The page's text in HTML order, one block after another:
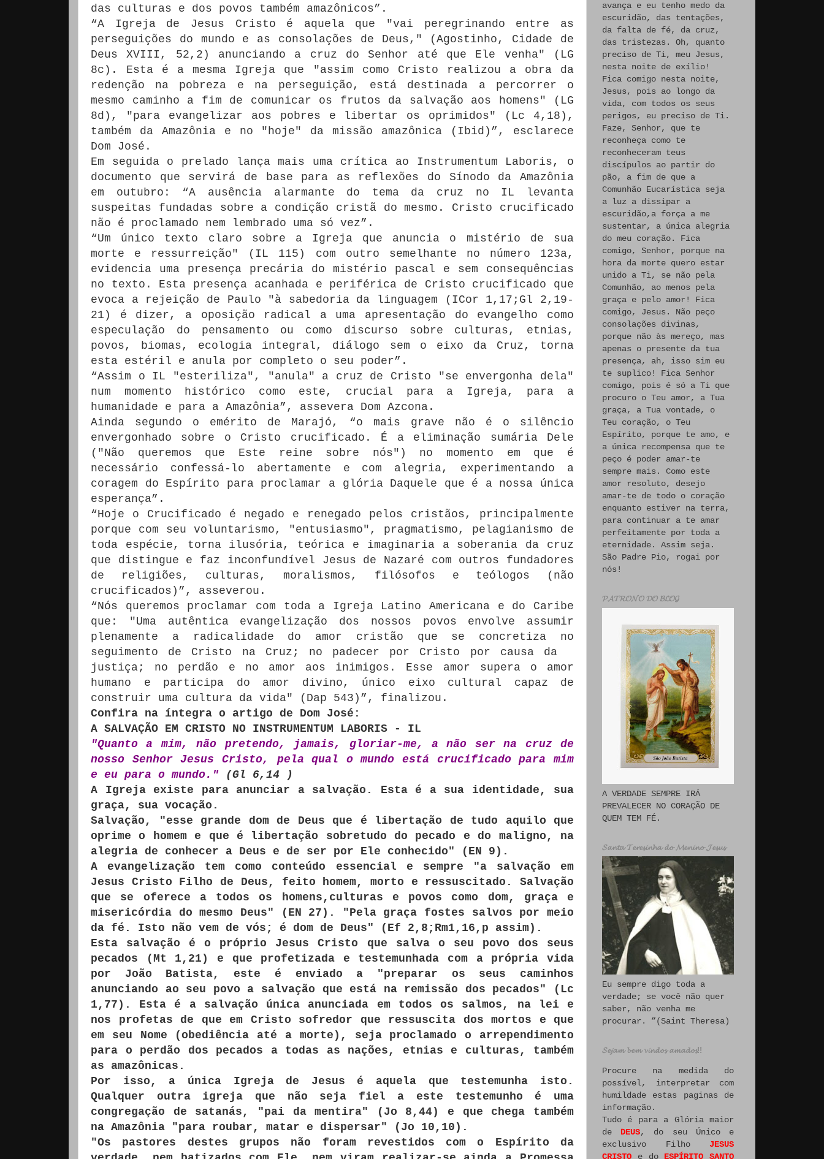
das culturas e dos povos também amazônicos”.
“A Igreja de Jesus Cristo é aquela que "vai peregrinando entre as
perseguições do mundo e as consolações de Deus," (Agostinho, Cidade de
Deus XVIII, 52,2) anunciando a cruz do Senhor até que Ele venha" (LG
8c). Esta é a mesma Igreja que "assim como Cristo realizou a obra da
redenção na pobreza e na perseguição, está destinada a percorrer o
mesmo caminho a fim de comunicar os frutos da salvação aos homens" (LG
8d), "para evangelizar aos pobres e libertar os oprimidos" (Lc 4,18),
também da Amazônia e no "hoje" da missão amazônica (Ibid)”, esclarece
Dom José.
Em seguida o prelado lança mais uma crítica ao Instrumentum Laboris, o
documento que servirá de base para as reflexões do Sínodo da Amazônia
em outubro: “A ausência alarmante do tema da cruz no IL levanta
suspeitas fundadas sobre a condição cristã do mesmo. Cristo crucificado
não é proclamado nem lembrado uma só vez”.
“Um único texto claro sobre a Igreja que anuncia o mistério de sua
morte e ressurreição" (IL 115) com outro semelhante no número 123a,
evidencia uma presença precária do mistério pascal e sem consequências
no texto. Esta presença acanhada e periférica de Cristo crucificado que
evoca a rejeição de Paulo "à sabedoria da linguagem (ICor 1,17;Gl 2,19-
21) é dizer, a oposição radical a uma apresentação do evangelho como
especulação do pensamento ou como discurso sobre culturas, etnias,
povos, biomas, ecologia integral, diálogo sem o eixo da Cruz, torna
esta estéril e anula por completo o seu poder”.
“Assim o IL "esteriliza", "anula" a cruz de Cristo "se envergonha dela"
num momento histórico como este, crucial para a Igreja, para a
humanidade e para a Amazônia”, assevera Dom Azcona.
Ainda segundo o emérito de Marajó, “o mais grave não é o silêncio
envergonhado sobre o Cristo crucificado. É a eliminação sumária Dele
("Não queremos que Este reine sobre nós") no momento em que é
necessário confessá-lo abertamente e com alegria, experimentando a
coragem do Espírito para proclamar a glória Daquele que é a nossa única
esperança”.
“Hoje o Crucificado é negado e renegado pelos cristãos, principalmente
porque com seu voluntarismo, "entusiasmo", pragmatismo, pelagianismo de
toda espécie, torna ilusória, teórica e imaginaria a soberania da cruz
que distingue e faz inconfundível Jesus de Nazaré com outros fundadores
de religiões, culturas, moralismos, filósofos e teólogos (não
crucificados)”, asseverou.
“Nós queremos proclamar com toda a Igreja Latino Americana e do Caribe
que: "Uma autêntica evangelização dos nossos povos envolve assumir
plenamente a radicalidade do amor cristão que se concretiza no
seguimento de Cristo na Cruz; no padecer por Cristo por causa da
justiça; no perdão e no amor aos inimigos. Esse amor supera o amor
humano e participa do amor divino, único eixo cultural capaz de
construir uma cultura da vida" (Dap 543)”, finalizou.
Confira na íntegra o artigo de Dom José:
A SALVAÇÃO EM CRISTO NO INSTRUMENTUM LABORIS - IL
"Quanto a mim, não pretendo, jamais, gloriar-me, a não ser na cruz de
nosso Senhor Jesus Cristo, pela qual o mundo está crucificado para mim
e eu para o mundo." (Gl 6,14 )
A Igreja existe para anunciar a salvação. Esta é a sua identidade, sua
graça, sua vocação.
Salvação, "esse grande dom de Deus que é libertação de tudo aquilo que
oprime o homem e que é libertação sobretudo do pecado e do maligno, na
alegria de conhecer a Deus e de ser por Ele conhecido" (EN 9).
A evangelização tem como conteúdo essencial e sempre "a salvação em
Jesus Cristo Filho de Deus, feito homem, morto e ressuscitado. Salvação
que se oferece a todos os homens,culturas e povos como dom, graça e
misericórdia do mesmo Deus" (EN 27). "Pela graça fostes salvos por meio
da fé. Isto não vem de vós; é dom de Deus" (Ef 2,8;Rm1,16,p assim).
Esta salvação é o próprio Jesus Cristo que salva o seu povo dos seus
pecados (Mt 1,21) e que profetizada e testemunhada com a própria vida
por João Batista, este é enviado a "preparar os seus caminhos
anunciando ao seu povo a salvação que está na remissão dos pecados" (Lc
1,77). Esta é a salvação única anunciada em todos os salmos, na lei e
nos profetas de que em Cristo sofredor que ressuscita dos mortos e que
em seu Nome (obediência até a morte), seja proclamado o arrependimento
para o perdão dos pecados a todas as nações, etnias e culturas, também
as amazônicas.
Por isso, a única Igreja de Jesus é aquela que testemunha isto.
Qualquer outra igreja que não seja fiel a este testemunho é uma
congregação de satanás, "pai da mentira" (Jo 8,44) e que chega também
na Amazônia "para roubar, matar e dispersar" (Jo 10,10).
"Os pastores destes grupos não foram revestidos com o Espírito da
avança e eu tenho medo da
escuridão, das tentações,
da falta de fé, da cruz,
das tristezas. Oh, quanto
preciso de Ti, meu Jesus,
nesta noite de exílio!
Fica comigo nesta noite,
Jesus, pois ao longo da
vida, com todos os seus
perigos, eu preciso de Ti.
Faze, Senhor, que te
reconheça como te
reconheceram teus
discípulos ao partir do
pão, a fim de que a
Comunhão Eucarística seja
a luz a dissipar a
escuridão,a força a me
sustentar, a única alegria
do meu coração. Fica
comigo, Senhor, porque na
hora da morte quero estar
unido a Ti, se não pela
Comunhão, ao menos pela
graça e pelo amor! Fica
comigo, Jesus. Não peço
consolações divinas,
porque não às mereço, mas
apenas o presente da tua
presença, ah, isso sim eu
te suplico! Fica Senhor
comigo, pois é só a Ti que
procuro o Teu amor, a Tua
graça, a Tua vontade, o
Teu coração, o Teu
Espírito, porque te amo, e
a única recompensa que te
peço é poder amar-te
sempre mais. Como este
amor resoluto, desejo
amar-te de todo o coração
enquanto estiver na terra,
para continuar a te amar
perfeitamente por toda a
eternidade. Assim seja.
São Padre Pio, rogai por
nós!
𝓟𝓐𝓣𝓡𝓞𝓝𝓞 𝓓𝓞 𝓑𝓛𝓞𝓖
A VERDADE SEMPRE IRÁ
PREVALECER NO CORAÇÃO DE
QUEM TEM FÉ.
𝓢𝓪𝓷𝓽𝓪 𝓣𝓮𝓻𝓮𝓼𝓲𝓷𝓱𝓪 𝓭𝓸 𝓜𝓮𝓷𝓲𝓷𝓸 𝓙𝓮𝓼𝓾𝓼
Eu sempre digo toda a
verdade; se você não quer
saber, não venha me
procurar. ”(Saint Theresa)
𝓢𝓮𝓳𝓪𝓶 𝓫𝓮𝓶 𝓿𝓲𝓷𝓭𝓸𝓼 𝓪𝓶𝓪𝓭𝓸𝓼!!
Procure na medida do
possível, interpretar com
humildade estas paginas de
informação.
Tudo é para a Glória maior
de DEUS, do seu Único e
exclusivo Filho JESUS
CRISTO e do ESPÍRITO SANTO